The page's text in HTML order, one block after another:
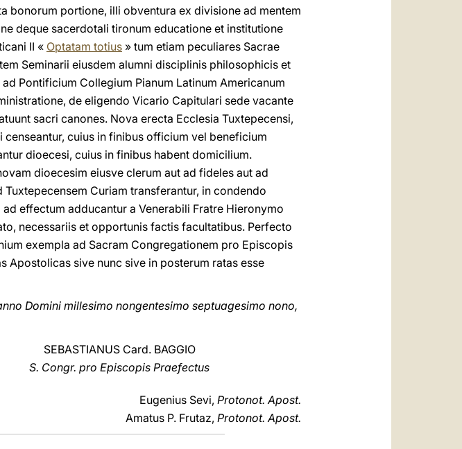
bonorum portione, illi obventura ex divisione ad mentem
deque sacerdotali tironum educatione et institutione
II « Optatam totius » tum etiam peculiares Sacrae
Seminarii eiusdem alumni disciplinis philosophicis et
Pontificium Collegium Pianum Latinum Americanum
de eligendo Vicario Capitulari sede vacante
sacri canones. Nova erecta Ecclesia Tuxtepecensi,
cuius in finibus officium vel beneficium
dioecesi, cuius in finibus habent domicilium.
dioecesim eiusve clerum aut ad fideles aut ad
Curiam transferantur, in condendo
effectum adducantur a Venerabili Fratre Hieronymo
necessariis et opportunis factis facultatibus. Perfecto
exempla ad Sacram Congregationem pro Episcopis
Apostolicas sive nunc sive in posterum ratas esse
Domini millesimo nongentesimo septuagesimo nono,
SEBASTIANUS Card. BAGGIO
S. Congr. pro Episcopis Praefectus
Eugenius Sevi, Protonot. Apost.
Amatus P. Frutaz, Protonot. Apost.